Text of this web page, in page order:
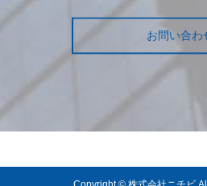
お問い合わ